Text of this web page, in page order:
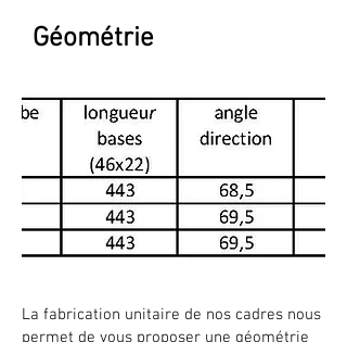
Géométrie
La fabrication unitaire de nos cadres nous
permet de vous proposer une géométrie